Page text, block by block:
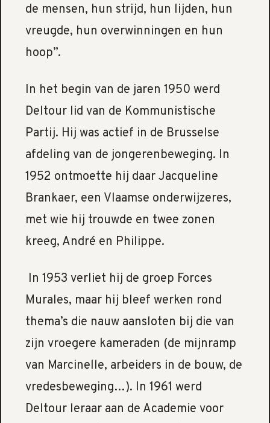
de mensen, hun strijd, hun lijden, hun
vreugde, hun overwinningen en hun
hoop”.
In het begin van de jaren 1950 werd
Deltour lid van de Kommunistische
Partij. Hij was actief in de Brusselse
afdeling van de jongerenbeweging. In
1952 ontmoette hij daar Jacqueline
Brankaer, een Vlaamse onderwijzeres,
met wie hij trouwde en twee zonen
kreeg, André en Philippe.
In 1953 verliet hij de groep Forces
Murales, maar hij bleef werken rond
thema’s die nauw aansloten bij die van
zijn vroegere kameraden (de mijnramp
van Marcinelle, arbeiders in de bouw, de
vredesbeweging…). In 1961 werd
Deltour leraar aan de Academie voor